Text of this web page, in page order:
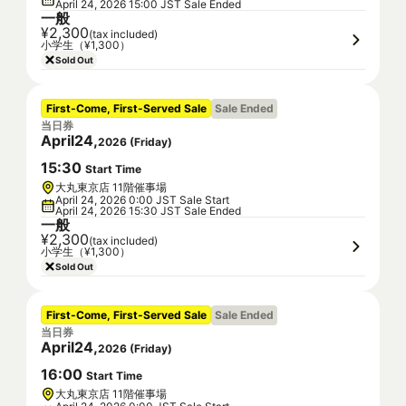
April 24, 2026 15:00 JST Sale Ended
一般
¥2,300(tax included)
小学生（¥1,300）
Sold Out
First-Come, First-Served Sale Sale Ended
当日券
April24,2026 (Friday)
15:30 Start Time
大丸東京店 11階催事場
April 24, 2026 0:00 JST Sale Start
April 24, 2026 15:30 JST Sale Ended
一般
¥2,300(tax included)
小学生（¥1,300）
Sold Out
First-Come, First-Served Sale Sale Ended
当日券
April24,2026 (Friday)
16:00 Start Time
大丸東京店 11階催事場